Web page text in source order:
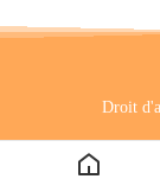
Droit